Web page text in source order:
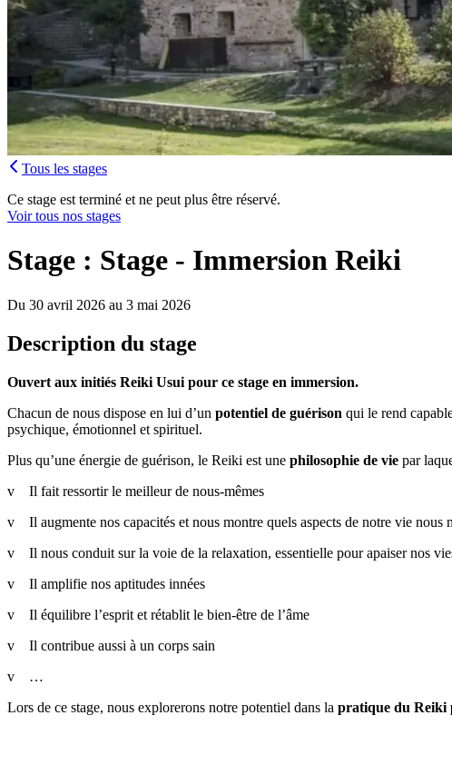
Tous les stages
Ce stage est terminé et ne peut plus être réservé.
Voir tous nos stages
Stage : Stage - Immersion Reiki
Du 30 avril 2026 au 3 mai 2026
Description du stage
Ouvert aux initiés Reiki Usui pour ce stage en immersion.
Chacun de nous dispose en lui d’un potentiel de guérison qui le rend
psychique, émotionnel et spirituel.
Plus qu’une énergie de guérison, le Reiki est une philosophie de vie par
v Il fait ressortir le meilleur de nous-mêmes
v Il augmente nos capacités et nous montre quels aspects de notre vie nous
v Il nous conduit sur la voie de la relaxation, essentielle pour apaiser nos
v Il amplifie nos aptitudes innées
v Il équilibre l’esprit et rétablit le bien-être de l’âme
v Il contribue aussi à un corps sain
v …
Lors de ce stage, nous explorerons notre potentiel dans la pratique du Reiki